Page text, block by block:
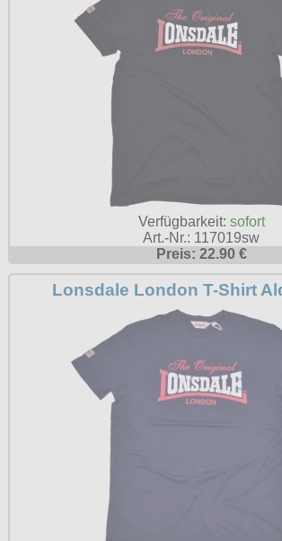
Verfügbarkeit: sofort
Art.-Nr.: 117019sw
Preis: 22.90 €
Lonsdale London T-Shirt